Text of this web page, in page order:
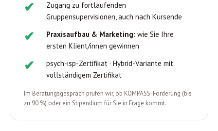
Zugang zu fortlaufenden
Gruppensupervisionen, auch nach Kursende
Praxisaufbau & Marketing: wie Sie Ihre
ersten Klient/innen gewinnen
psych-isp-Zertifikat · Hybrid-Variante mit
vollständigem Zertifikat
Im Beratungsgespräch prüfen wir, ob KOMPASS-Förderung (bis
zu 90 %) oder ein Stipendium für Sie in Frage kommt.